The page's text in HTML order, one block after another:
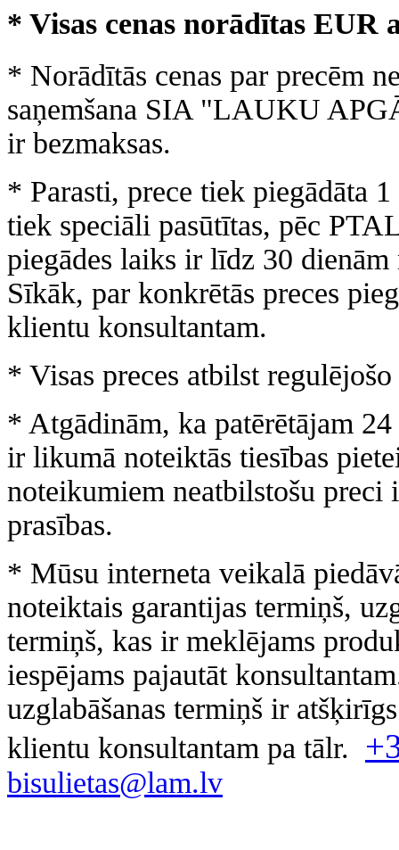
* Visas cenas norādītas EUR
* Norādītās cenas par precēm
saņemšana SIA "LAUKU
ir bezmaksas.
* Parasti, prece tiek piegādāta
tiek speciāli pasūtītas, pēc
piegādes laiks ir līdz 30 dienām
Sīkāk, par konkrētās preces
klientu konsultantam.
* Visas preces atbilst
* Atgādinām, ka patērētājam
ir likumā noteiktās tiesības
noteikumiem neatbilstošu
prasības.
* Mūsu interneta veikalā
noteiktais garantijas termiņš,
termiņš, kas ir meklējams
iespējams pajautāt
uzglabāšanas termiņš ir
klientu konsultantam pa tālr.
bisulietas@lam.lv